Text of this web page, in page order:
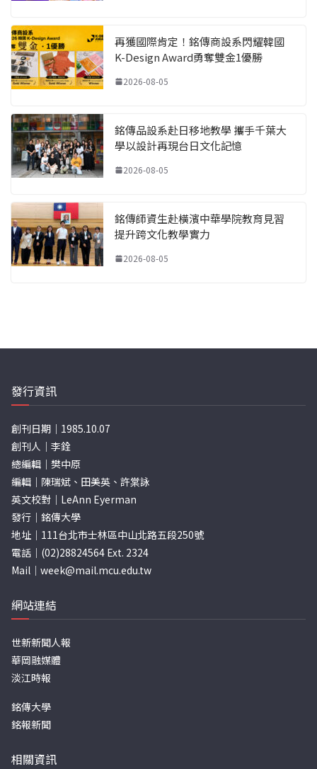
再獲國際肯定！銘傳商設系閃耀韓國
K-Design Award勇奪雙金1優勝
2026-08-05
銘傳品設系赴日移地教學 攜手千葉大
學以設計再現台日文化記憶
2026-08-05
銘傳師資生赴橫濱中華學院教育見習
提升跨文化教學實力
2026-08-05
發行資訊
創刊日期｜1985.10.07
創刊人｜李銓
總編輯｜樊中原
編輯｜陳瑞斌、田美英、許棠詠
英文校對｜LeAnn Eyerman
發行｜銘傳大學
地址｜111台北市士林區中山北路五段250號
電話｜(02)28824564 Ext. 2324
Mail｜ week@mail.mcu.edu.tw
網站連結
世新新聞人報
華岡融媒體
淡江時報
銘傳大學
銘報新聞
相關資訊